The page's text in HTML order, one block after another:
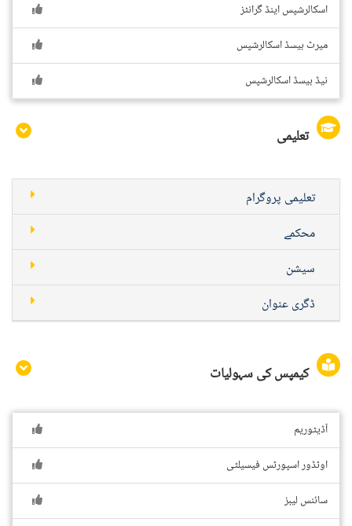
اسکالرشپس اینڈ گرانٹز
میرٹ بیسڈ اسکالرشپس
نیڈ بیسڈ اسکالرشپس
تعلیمی
تعلیمی پروگرام
محکمے
سیشن
ڈگری عنوان
کیمپس کی سہولیات
آڈیٹوریم
اوٹڈور اسپورٹس فیسیلٹی
سائنس لیبز